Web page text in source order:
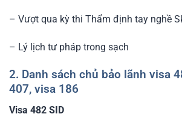
– Vượt qua kỳ thi Thẩm định tay nghề
– Lý lịch tư pháp trong sạch
2. Danh sách chủ bảo lãnh visa
407, visa 186
Visa 482 SID